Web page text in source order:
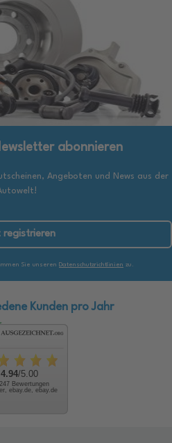
abonnieren
Angeboten und News aus der
registrieren
Sie unseren Datenschutzrichtlinien zu.
Kunden pro Jahr
4.94/5.00
Bewertungen
ebay.de, ebay.de